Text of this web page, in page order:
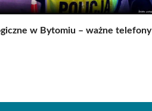
w Bytomiu – ważne telefony